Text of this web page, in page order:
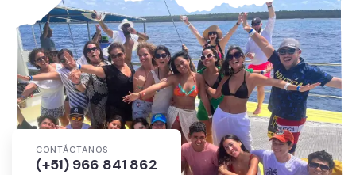
CONTÁCTANOS
(+51) 966 841 862